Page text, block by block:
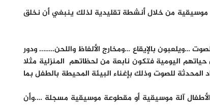
موسيقية من خلال أنشطة تقليدية لذلك ينبغي أن نخلق
بالإيقاع …ومخارج الألفاظ واللحن…….. ودور
اليومية فتكون نابعة من لحظاتهم المنزلية مثلا
للصوت وذلك بإغناء البيئة المحيطة بالطفل بما
آلة موسيقية أو مقطوعة موسيقية مسجلة ….وأن